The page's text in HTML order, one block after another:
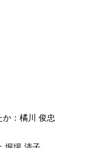
：橘川 俊忠